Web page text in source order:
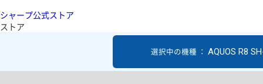
シャープ公式ストア
ストア
選択中の機種 ： AQUOS R8